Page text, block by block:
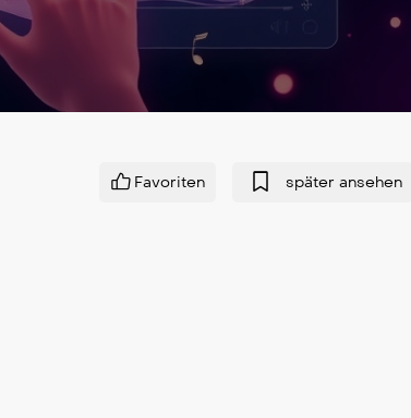
Favoriten später ansehen